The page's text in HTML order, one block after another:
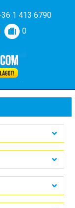
1 413 6790
0